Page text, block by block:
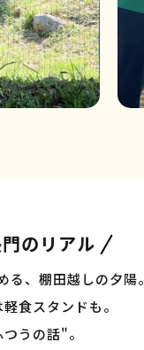
のリアル
、棚田越しの夕陽。
食スタンドも。
うの話"。